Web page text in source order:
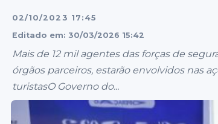
02/10/2023 17:45
Editado em: 30/03/2026 15:42
Mais de 12 mil agentes das forças de
órgãos parceiros, estarão envolvidos nas
turistasO Governo do...